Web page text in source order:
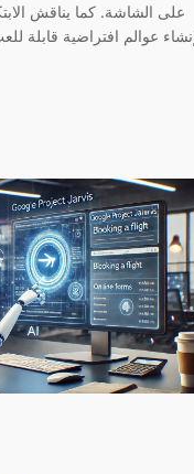
على الشاشة. كما يناقش